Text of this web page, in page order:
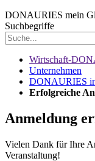
DONAURIES mein
Suchbegriffe
Wirtschaft-
Unternehmen
DONAURIES
Erfolgreiche
Anmeldung
Vielen Dank für Ihre
Veranstaltung!